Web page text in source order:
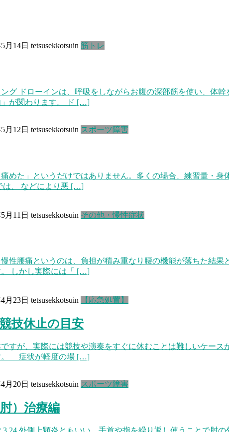
月14日 tetsusekkotsuin 筋トレ
グ ドローインは、呼吸をしながらお腹の深部筋を使い、体
」が関わります。 ド […]
月12日 tetsusekkotsuin スポーツ障害
めた」というだけではありません。多くの場合、練習量・
は、 などにより悪 […]
月11日 tetsusekkotsuin その他・慢性症状
性腰痛というのは、負担が積み重なり腰の機能が落ちた結
。 しかし実際には「 […]
月23日 tetsusekkotsuin 【応急処置】
技休止の目安
すが、実際には競技や演奏をすぐに休むことは難しいケー
。 症状が軽度の場 […]
月20日 tetsusekkotsuin スポーツ障害
）治療編
外側上顆炎ともいい、手首や指を繰り返し使うことで